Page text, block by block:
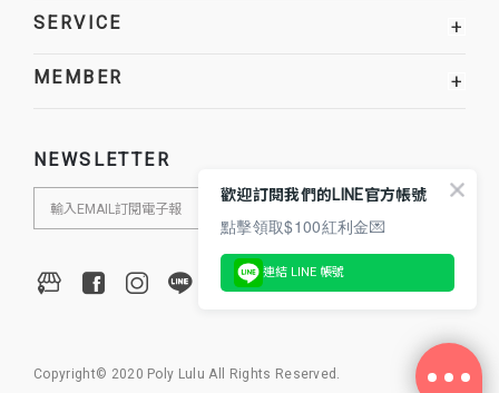
SERVICE +
MEMBER +
NEWSLETTER
Copyright© 2020 Poly Lulu All Rights Reserved.
歡迎訂閱我們的LINE官方帳號
點擊領取$100紅利金💌
連結 LINE 帳號